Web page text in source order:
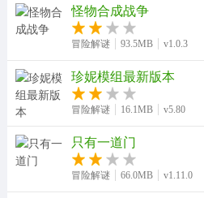
怪物合成战争
冒险解谜 93.5MB v1.0.3
珍妮模组最新版本
冒险解谜 16.1MB v5.80
只有一道门
冒险解谜 66.0MB v1.11.0